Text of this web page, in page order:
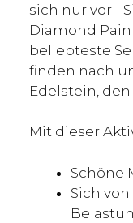
sich nur vor -
Diamond
beliebteste
finden nach
Edelstein, den
Mit dieser
Schöne
Sich